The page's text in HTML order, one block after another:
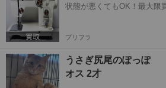
状態が悪くてもOK！最大限
プリフラ
うさぎ尻尾のぽっぽ
オス 2才